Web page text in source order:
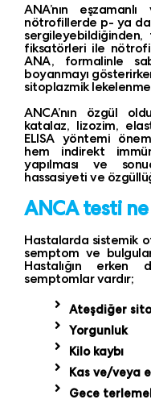
ANA’nın
nötrofillerde p- ya
fiksatörleri ile
ANA, formalinle
boyanmayı
sitoplazmik
ANCA’nın özgül
katalaz, lizozim,
ELISA yöntemi
hem indirekt
yapılması ve
hassasiyeti ve
ANCA testi
Hastalarda sistemik
semptom ve
Hastalığın erken
semptomlar vardır;
Ateşdiğer
Yorgunluk
Kilo kaybı
Kas ve/veya
Gece